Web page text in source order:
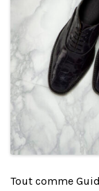
Tout comme